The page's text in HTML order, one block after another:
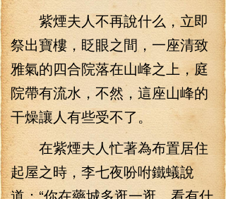
紫煙夫人不再說什么，立即
祭出寶樓，眨眼之間，一座清致
雅氣的四合院落在山峰之上，庭
院帶有流水，不然，這座山峰的
干燥讓人有些受不了。
在紫煙夫人忙著為布置居住
起屋之時，李七夜吩咐鐵蟻說